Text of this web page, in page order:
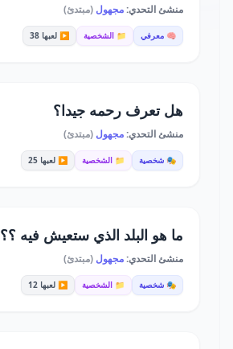
منشئ التحدي:مجهول (مبتدئ)
🧠 معرفي 📁 الشخصية ▶️ لعبها 38
هل تعرف رحمه جيدا؟
منشئ التحدي:مجهول (مبتدئ)
🎭 شخصية 📁 الشخصية ▶️ لعبها 25
ما هو البلد الذي ستعيش فيه ؟؟
منشئ التحدي:مجهول (مبتدئ)
🎭 شخصية 📁 الشخصية ▶️ لعبها 12